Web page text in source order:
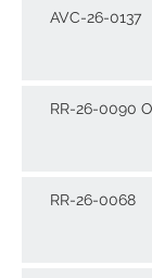
AVC-26-0137
RR-26-0090
RR-26-0068